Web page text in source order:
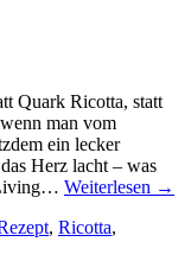
Quark Ricotta, statt
man vom
ein lecker
Herz lacht – was
Weiterlesen →
, Ricotta,